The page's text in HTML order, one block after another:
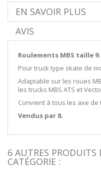
EN SAVOIR PLUS
AVIS
Roulements MBS taille
Pour truck type skate de
Adaptable sur les roues
les trucks MBS ATS et
Convient à tous les axe de
Vendus par 8.
6 AUTRES PRODUITS
CATÉGORIE :